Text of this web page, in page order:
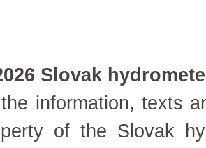
Slovak
information, texts
of the Slovak